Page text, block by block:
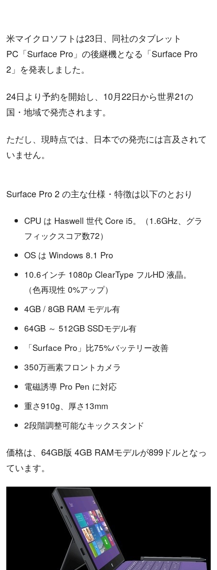
米マイクロソフトは23日、同社のタブレット
PC「Surface Pro」の後継機となる「Surface Pro
2」を発表しました。
24日より予約を開始し、10月22日から世界21の
国・地域で発売されます。
ただし、現時点では、日本での発売には言及されて
いません。
Surface Pro 2 の主な仕様・特徴は以下のとおり
CPU は Haswell 世代 Core i5。（1.6GHz、グラ
フィックスコア数72）
OS は Windows 8.1 Pro
10.6インチ 1080p ClearType フルHD 液晶。
（色再現性 0%アップ）
4GB / 8GB RAM モデル有
64GB ～ 512GB SSDモデル有
「Surface Pro」比75%バッテリー改善
350万画素フロントカメラ
電磁誘導 Pro Pen に対応
重さ910g、厚さ13mm
2段階調整可能なキックスタンド
価格は、64GB版 4GB RAMモデルが899ドルとなっ
ています。